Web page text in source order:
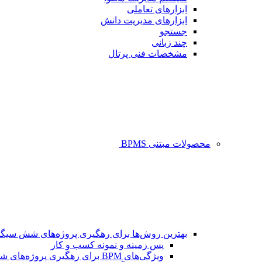
ابزارهای تعاملی
ابزارهای مدیریت دانش
جستجو
چند زبانی
مشخصات فنی پرتال
محصولات مبتنی BPMS
بهترین روش‌ها برای رهگیری پروژه‌های شش
پس زمینه و نمونه کسب و کار
ویژگی‌های BPM برای رهگیری پروژه‌های شش سیگما